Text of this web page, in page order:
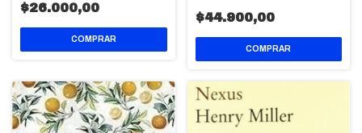
$26.000,00
$44.900,00